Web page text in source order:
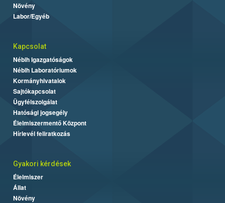
Növény
Labor/Egyéb
Kapcsolat
Nébih Igazgatóságok
Nébih Laboratóriumok
Kormányhivatalok
Sajtókapcsolat
Ügyfélszolgálat
Hatósági jogsegély
Élelmiszermentő Központ
Hírlevél feliratkozás
Gyakori kérdések
Élelmiszer
Állat
Növény